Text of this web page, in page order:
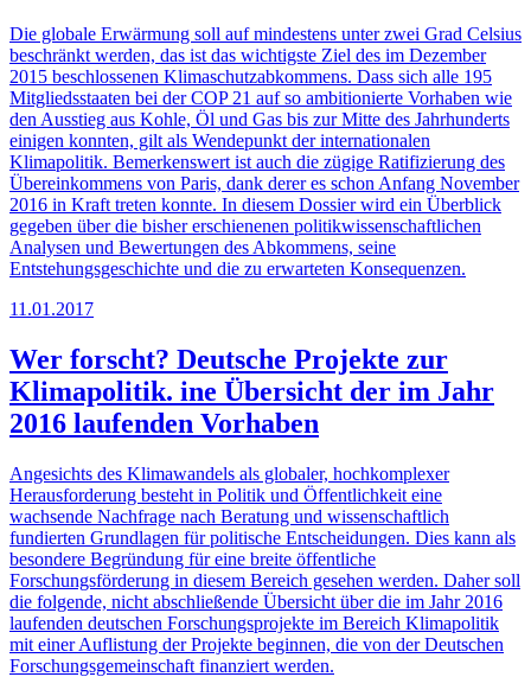
Die globale Erwärmung soll auf mindestens unter zwei Grad Celsius
beschränkt werden, das ist das wichtigste Ziel des im Dezember
2015 beschlossenen Klimaschutzabkommens. Dass sich alle 195
Mitgliedsstaaten bei der COP 21 auf so ambitionierte Vorhaben wie
den Ausstieg aus Kohle, Öl und Gas bis zur Mitte des Jahrhunderts
einigen konnten, gilt als Wendepunkt der internationalen
Klimapolitik. Bemerkenswert ist auch die zügige Ratifizierung des
Übereinkommens von Paris, dank derer es schon Anfang November
2016 in Kraft treten konnte. In diesem Dossier wird ein Überblick
gegeben über die bisher erschienenen politikwissenschaftlichen
Analysen und Bewertungen des Abkommens, seine
Entstehungsgeschichte und die zu erwarteten Konsequenzen.
11.01.2017
Wer forscht? Deutsche Projekte zur
Klimapolitik. ine Übersicht der im Jahr
2016 laufenden Vorhaben
Angesichts des Klimawandels als globaler, hochkomplexer
Herausforderung besteht in Politik und Öffentlichkeit eine
wachsende Nachfrage nach Beratung und wissenschaftlich
fundierten Grundlagen für politische Entscheidungen. Dies kann als
besondere Begründung für eine breite öffentliche
Forschungsförderung in diesem Bereich gesehen werden. Daher soll
die folgende, nicht abschließende Übersicht über die im Jahr 2016
laufenden deutschen Forschungsprojekte im Bereich Klimapolitik
mit einer Auflistung der Projekte beginnen, die von der Deutschen
Forschungsgemeinschaft finanziert werden.